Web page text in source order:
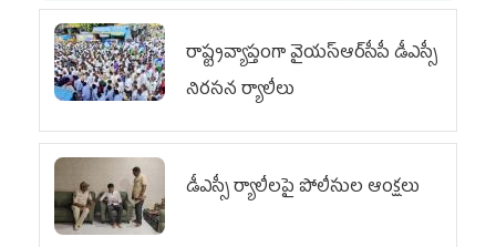
రాష్ట్రవ్యాప్తంగా వైయ‌స్ఆర్‌సీపీ డీఎస్సీ
నిరసన ర్యాలీలు
డీఎస్సీ ర్యాలీలపై పోలీసుల ఆంక్షలు